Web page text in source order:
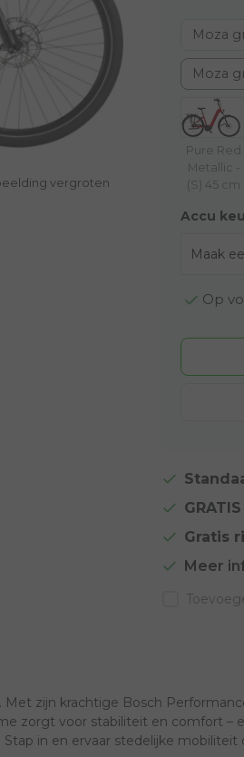
vergroten
Moza
Moza
Pure Red
Metallic -
(S) 45 cm
Accu
Op
GRATIS
Gratis
Meer
zijn krachtige Bosch
zorgt voor stabiliteit en comfort
in en ervaar stedelijke mobiliteit